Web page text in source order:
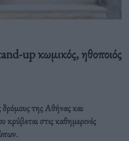
up κωμικός, ηθοποιός
της Αθήνας και
κρύβεται στις καθημερινές